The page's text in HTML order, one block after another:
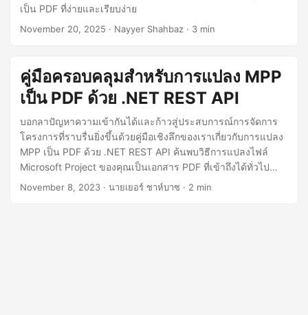
เป็น PDF ที่ง่ายและเรียบง่าย
November 20, 2025 · Nayyer Shahbaz · 3 min
คู่มือครอบคลุมสำหรับการแปลง MPP
เป็น PDF ด้วย .NET REST API
บอกลาปัญหาความเข้ากันได้และก้าวสู่ประสบการณ์การจัดการ
โครงการที่ราบรื่นยิ่งขึ้นด้วยคู่มือเชิงลึกของเราเกี่ยวกับการแปลง
MPP เป็น PDF ด้วย .NET REST API ค้นพบวิธีการแปลงไฟล์
Microsoft Project ของคุณเป็นเอกสาร PDF ที่เข้าถึงได้ทั่วไป
อย่างง่ายดาย
November 8, 2023 · นายเยอร์ ชาห์บาซ · 2 min